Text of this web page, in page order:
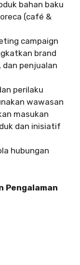
bahan baku
(café &
campaign
brand
penjualan
perilaku
wawasan
masukan
dan inisiatif
hubungan
Pengalaman